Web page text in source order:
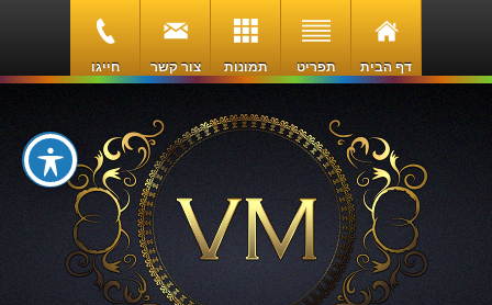
דף הבית תפריט תמונות צור קשר חייגו